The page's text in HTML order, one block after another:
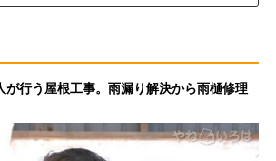
が行う屋根工事。雨漏り解決から雨樋修理